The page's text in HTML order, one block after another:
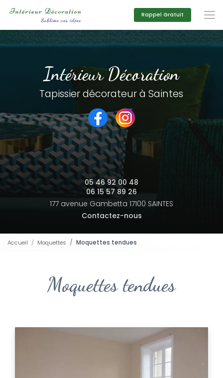
principal
Rappel Gratuit
Intérieur Décoration
Tapissier décorateur à Saintes
05 46 92 00 48
06 15 57 89 26
177 avenue Gambetta 17100 SAINTES
Contactez-nous
Accueil Moquettes Moquettes tendues
Moquettes tendues